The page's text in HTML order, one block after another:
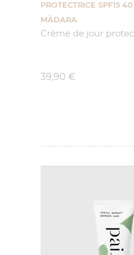
PROTECTRICE SPF15
MÀDARA
Crème de jour
39,90 €